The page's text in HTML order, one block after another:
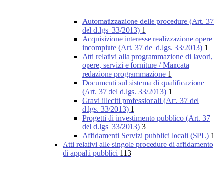
Automatizzazione delle procedure (Art. 37
del d.lgs. 33/2013) 1
Acquisizione interesse realizzazione opere
incompiute (Art. 37 del d.lgs. 33/2013) 1
Atti relativi alla programmazione di lavori,
opere, servizi e forniture / Mancata
redazione programmazione 1
Documenti sul sistema di qualificazione
(Art. 37 del d.lgs. 33/2013) 1
Gravi illeciti professionali (Art. 37 del
d.lgs. 33/2013) 1
Progetti di investimento pubblico (Art. 37
del d.lgs. 33/2013) 3
Affidamenti Servizi pubblici locali (SPL) 1
Atti relativi alle singole procedure di affidamento
di appalti pubblici 113